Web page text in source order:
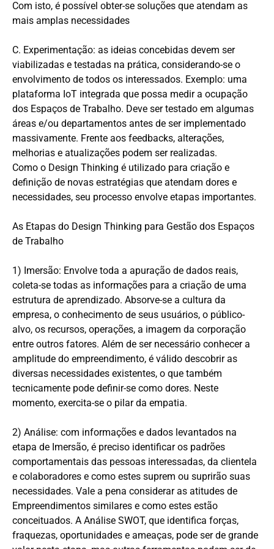
Com isto, é possível obter-se soluções que atendam as
mais amplas necessidades
C. Experimentação: as ideias concebidas devem ser
viabilizadas e testadas na prática, considerando-se o
envolvimento de todos os interessados. Exemplo: uma
plataforma IoT integrada que possa medir a ocupação
dos Espaços de Trabalho. Deve ser testado em algumas
áreas e/ou departamentos antes de ser implementado
massivamente. Frente aos feedbacks, alterações,
melhorias e atualizações podem ser realizadas.
Como o Design Thinking é utilizado para criação e
definição de novas estratégias que atendam dores e
necessidades, seu processo envolve etapas importantes.
As Etapas do Design Thinking para Gestão dos Espaços
de Trabalho
1) Imersão: Envolve toda a apuração de dados reais,
coleta-se todas as informações para a criação de uma
estrutura de aprendizado. Absorve-se a cultura da
empresa, o conhecimento de seus usuários, o público-
alvo, os recursos, operações, a imagem da corporação
entre outros fatores. Além de ser necessário conhecer a
amplitude do empreendimento, é válido descobrir as
diversas necessidades existentes, o que também
tecnicamente pode definir-se como dores. Neste
momento, exercita-se o pilar da empatia.
2) Análise: com informações e dados levantados na
etapa de Imersão, é preciso identificar os padrões
comportamentais das pessoas interessadas, da clientela
e colaboradores e como estes suprem ou suprirão suas
necessidades. Vale a pena considerar as atitudes de
Empreendimentos similares e como estes estão
conceituados. A Análise SWOT, que identifica forças,
fraquezas, oportunidades e ameaças, pode ser de grande